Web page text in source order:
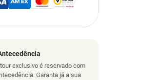
exclusivo é reservado com
Garanta já a sua